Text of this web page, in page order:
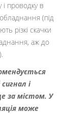
проводку в
(під
різкі скачки
аж до
і
за містом. У
може